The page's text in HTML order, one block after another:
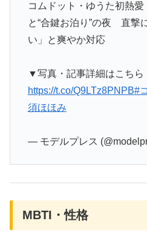
コムドット・ゆうた初熱
と“合鍵お泊り”の夜 直撃
い」と爽やか対応
▼写真・記事詳細はこちら
https://t.co/Q9LTz8PNPB#
須ほほみ
— モデルプレス
MBTI・性格